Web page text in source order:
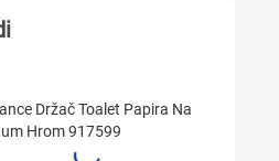
Držač Toalet Papira Na
Hrom 917599